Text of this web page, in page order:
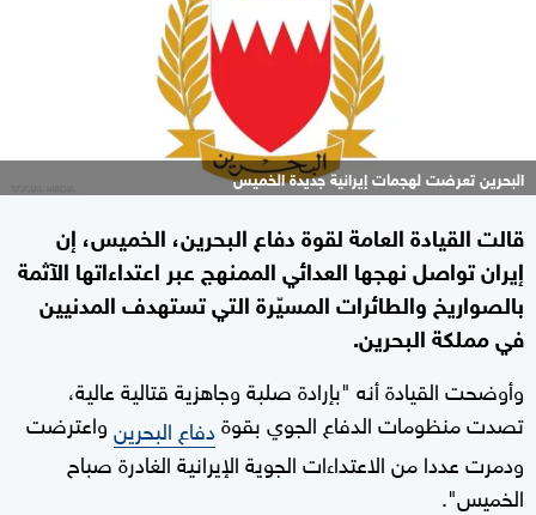
البحرين تعرضت لهجمات إيرانية جديدة الخميس
قالت القيادة العامة لقوة دفاع البحرين، الخميس، إن
إيران تواصل نهجها العدائي الممنهج عبر اعتداءاتها الآثمة
بالصواريخ والطائرات المسيّرة التي تستهدف المدنيين
في مملكة البحرين.
وأوضحت القيادة أنه "بإرادة صلبة وجاهزية قتالية عالية،
تصدت منظومات الدفاع الجوي بقوةدفاع البحرينواعترضت
ودمرت عددا من الاعتداءات الجوية الإيرانية الغادرة صباح
الخميس".